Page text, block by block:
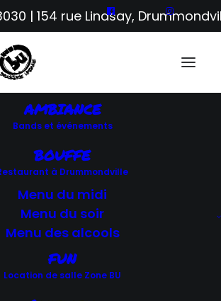
| 154 rue Lindsay,
AMBIANCE
Bands et événements
BOUFFE
à Drummondville
Menu du midi
Menu du soir
Menu des alcools
FUN
Location de salle Zone BU
ÉVÉNEMENTS